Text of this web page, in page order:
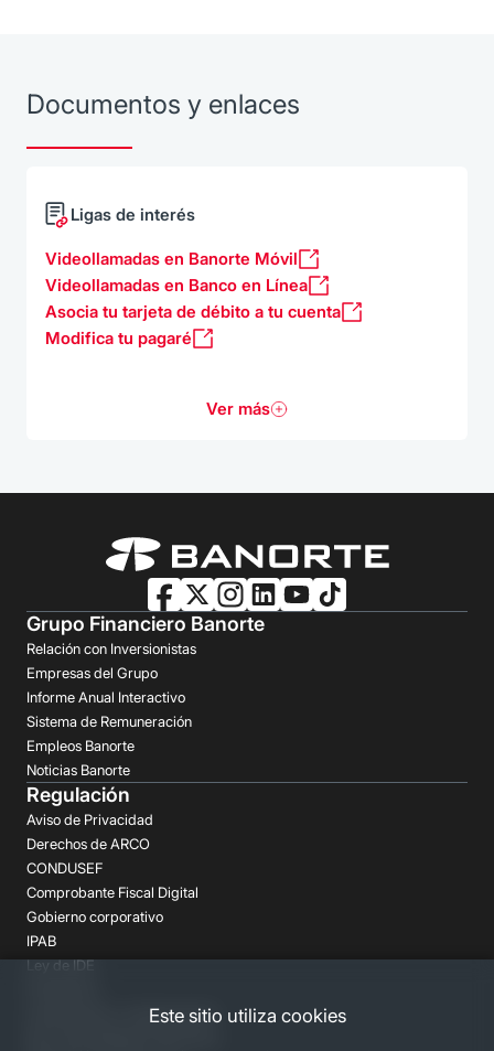
Este sitio utiliza cookies
Documentos y enlaces
Ligas de interés
Videollamadas en Banorte Móvil
Videollamadas en Banco en Línea
Asocia tu tarjeta de débito a tu cuenta
Modifica tu pagaré
Ver más
Grupo Financiero Banorte
Relación con Inversionistas
Empresas del Grupo
Informe Anual Interactivo
Sistema de Remuneración
Empleos Banorte
Noticias Banorte
Regulación
Aviso de Privacidad
Derechos de ARCO
CONDUSEF
Comprobante Fiscal Digital
Gobierno corporativo
IPAB
Ley de IDE
Aclaraciones y reclamaciones